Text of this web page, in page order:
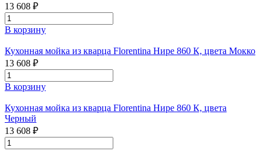
13 608 ₽
В корзину
Кухонная мойка из кварца Florentina Нире 860 К, цвета Мокко
13 608 ₽
В корзину
Кухонная мойка из кварца Florentina Нире 860 К, цвета
Черный
13 608 ₽